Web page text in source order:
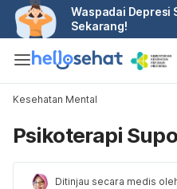
Waspadai Depresi
Sekarang!
Kesehatan Mental
Psikoterapi
Ditinjau secara medis